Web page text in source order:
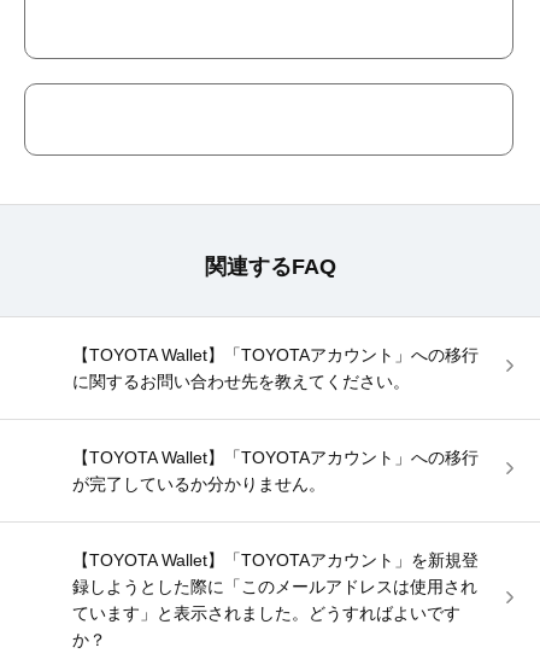
関連するFAQ
【TOYOTA Wallet】「TOYOTAアカウント」への移行
に関するお問い合わせ先を教えてください。
【TOYOTA Wallet】「TOYOTAアカウント」への移行
が完了しているか分かりません。
【TOYOTA Wallet】「TOYOTAアカウント」を新規登
録しようとした際に「このメールアドレスは使用され
ています」と表示されました。どうすればよいです
か？